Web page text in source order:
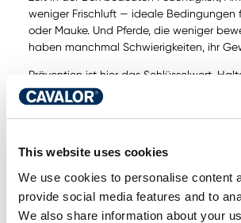
This website uses cookies
We use cookies to personalise content
provide social media features and to
We also share information about your
weniger Frischluft — ideale Bedingungen
oder Mauke. Und Pferde, die weniger
haben manchmal Schwierigkeiten, ihr
Prävention ist hier das Schlüsselwort.
und sauber und behandle beginnende
Ein Produkt wie
–
MudDocein wahrer Winterheld: Die
Vera, Lavendel und Teebaum unterstützt
Durchblutung und hilft der Haut bei
Irritationen zu regenerieren.